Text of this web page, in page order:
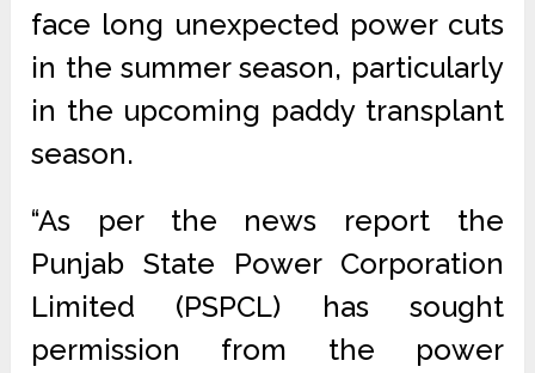
face long unexpected power cuts
in the summer season, particularly
in the upcoming paddy transplant
season.
“As per the news report the
Punjab State Power Corporation
Limited (PSPCL) has sought
permission from the power